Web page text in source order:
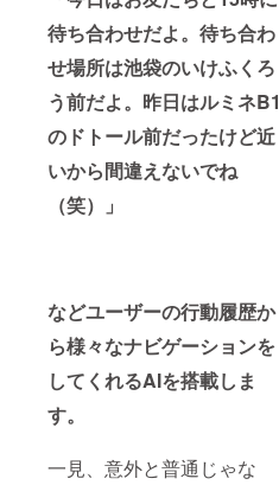
待ち合わせだよ。待ち合わ
せ場所は池袋のいけふくろ
う前だよ。昨日はルミネB1
のドトール前だったけど近
いから間違えないでね
（笑）」
などユーザーの行動履歴か
ら様々なナビゲーションを
してくれるAIを搭載しま
す。
一見、意外と普通じゃな